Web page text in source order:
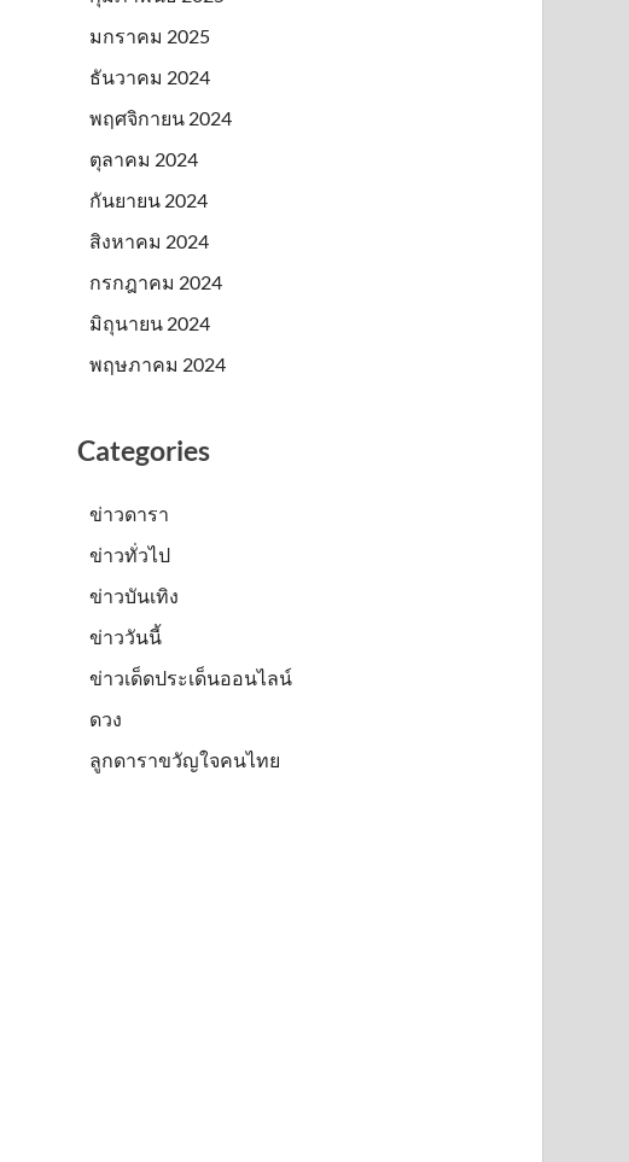
มกราคม 2025
ธันวาคม 2024
พฤศจิกายน 2024
ตุลาคม 2024
กันยายน 2024
สิงหาคม 2024
กรกฎาคม 2024
มิถุนายน 2024
พฤษภาคม 2024
Categories
ข่าวดารา
ข่าวทั่วไป
ข่าวบันเทิง
ข่าววันนี้
ข่าวเด็ดประเด็นออนไลน์
ดวง
ลูกดาราขวัญใจคนไทย